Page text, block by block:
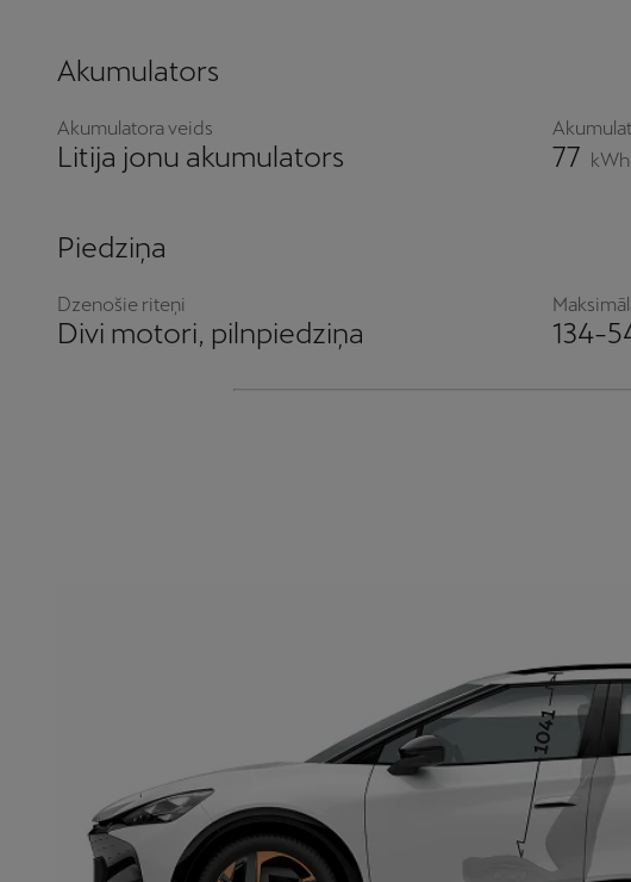
Akumulators
Akumulatora veids
Litija jonu akumulators 77
Piedziņa
Dzenošie riteņi
Divi motori, pilnpiedziņa 134-